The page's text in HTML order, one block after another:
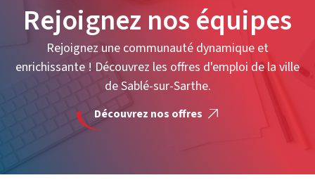
Rejoignez nos équipes
Rejoignez une communauté dynamique et
enrichissante ! Découvrez les offres d'emploi de la ville
de Sablé-sur-Sarthe.
Découvrez nos offres